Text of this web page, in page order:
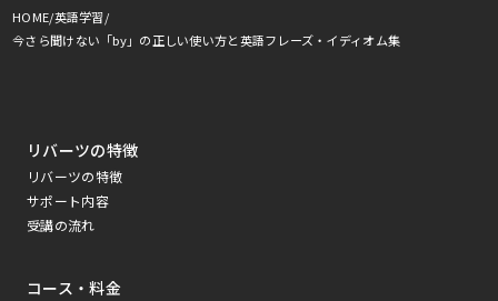
HOME 英語学習
今さら聞けない「by」の正しい使い方と英語フレーズ・イディオム集
リバーツの特徴
リバーツの特徴
サポート内容
受講の流れ
コース・料金